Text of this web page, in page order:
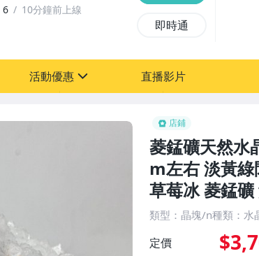
店鋪
菱錳礦天然水
m左右 淡黃
草莓冰 菱錳
類型：晶塊/n種類：水
定價
6
10分鐘前上線
即時通
活動優惠 直播影片